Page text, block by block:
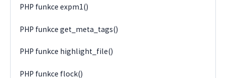
PHP funkce expm1()
PHP funkce get_meta_tags()
PHP funkce highlight_file()
PHP funkce flock()